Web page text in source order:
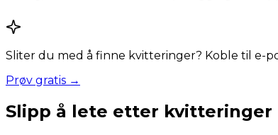
Sliter du med å finne kvitteringer? Koble til e-
Prøv gratis →
Slipp å lete etter kvitteringer